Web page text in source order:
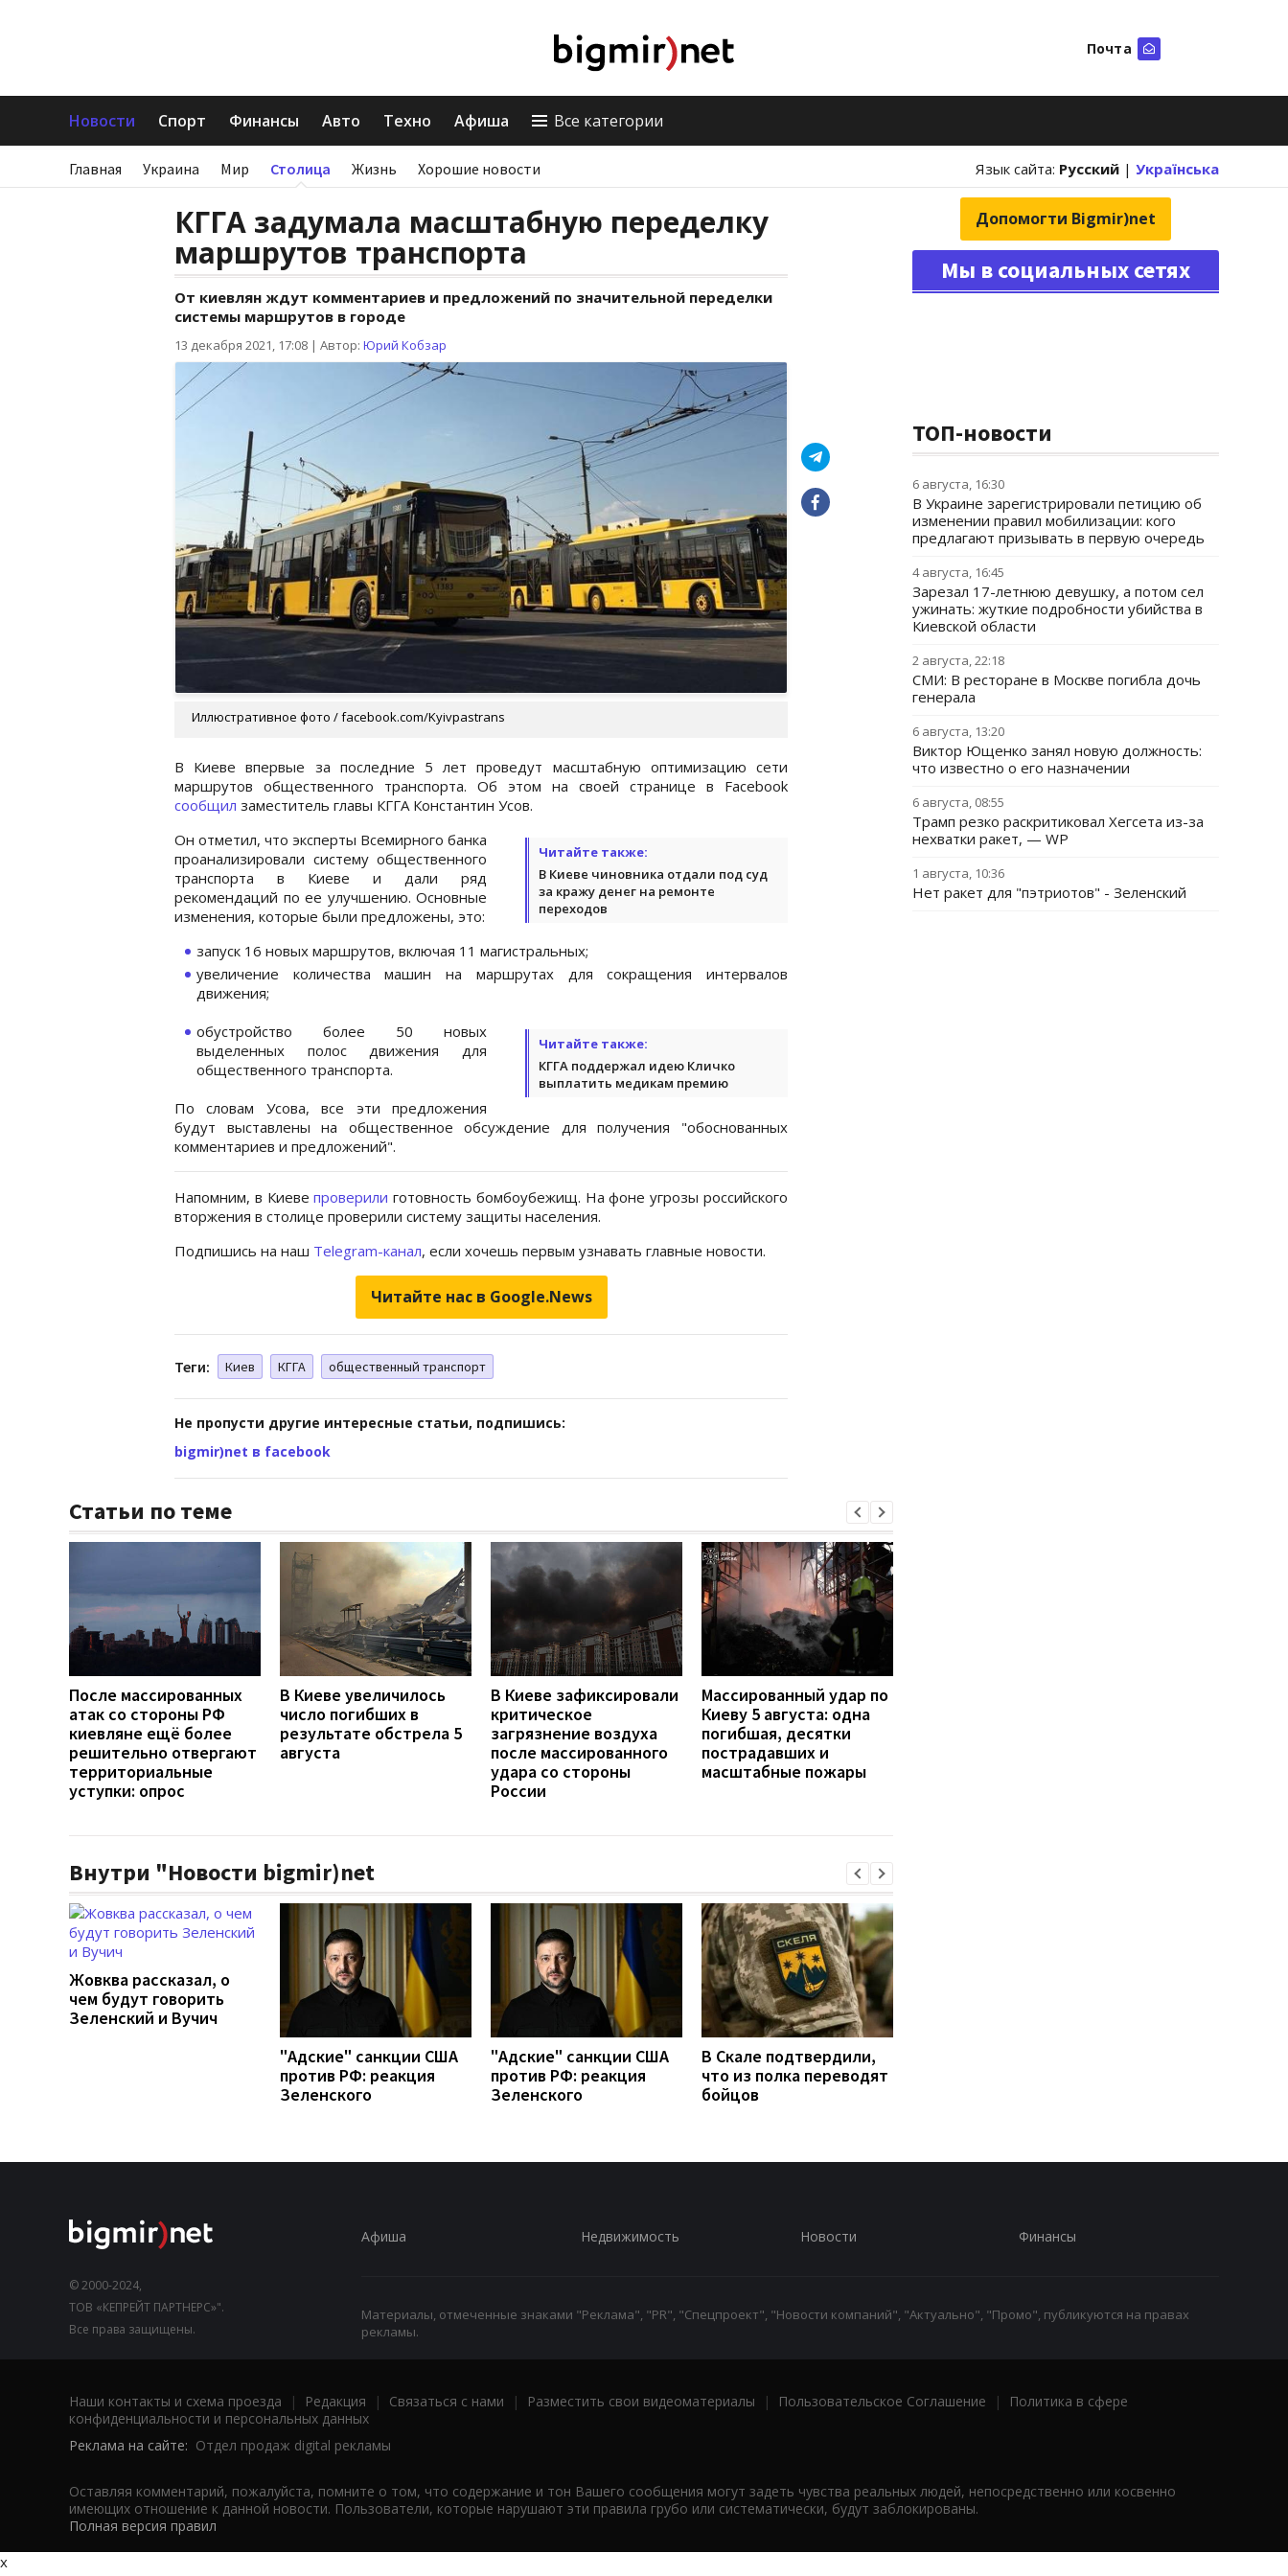
Почта
Новости Спорт Финансы Авто Техно Афиша Все категории
Главная Украина Мир Столица Жизнь Хорошие новости Язык сайта: Русский | Українська
КГГА задумала масштабную переделку
маршрутов транспорта
От киевлян ждут комментариев и предложений по значительной переделки
системы маршрутов в городе
13 декабря 2021, 17:08 | Автор: Юрий Кобзар
Иллюстративное фото / facebook.com/Kyivpastrans
В Киеве впервые за последние 5 лет проведут масштабную оптимизацию сети
маршрутов общественного транспорта. Об этом на своей странице в Facebook
сообщил заместитель главы КГГА Константин Усов.
Читайте также:
В Киеве чиновника отдали под суд
за кражу денег на ремонте
переходов
Он отметил, что эксперты Всемирного банка
проанализировали систему общественного
транспорта в Киеве и дали ряд
рекомендаций по ее улучшению. Основные
изменения, которые были предложены, это:
запуск 16 новых маршрутов, включая 11 магистральных;
увеличение количества машин на маршрутах для сокращения интервалов
движения;
Читайте также:
КГГА поддержал идею Кличко
выплатить медикам премию
обустройство более 50 новых
выделенных полос движения для
общественного транспорта.
По словам Усова, все эти предложения
будут выставлены на общественное обсуждение для получения "обоснованных
комментариев и предложений".
Напомним, в Киевепроверили готовность бомбоубежищ. На фоне угрозы российского
вторжения в столице проверили систему защиты населения.
Подпишись на наш Telegram-канал, если хочешь первым узнавать главные новости.
Читайте нас в Google.News
Теги: Киев КГГА общественный транспорт
Не пропусти другие интересные статьи, подпишись:
bigmir)net в facebook
Статьи по теме
После массированных
атак со стороны РФ
киевляне ещё более
решительно отвергают
территориальные
уступки: опрос
В Киеве увеличилось
число погибших в
результате обстрела 5
августа
В Киеве зафиксировали
критическое
загрязнение воздуха
после массированного
удара со стороны
России
Массированный удар по
Киеву 5 августа: одна
погибшая, десятки
пострадавших и
масштабные пожары
Внутри "Новости bigmir)net
Жовква рассказал, о
чем будут говорить
Зеленский и Вучич
"Адские" санкции США
против РФ: реакция
Зеленского
"Адские" санкции США
против РФ: реакция
Зеленского
В Скале подтвердили,
что из полка переводят
бойцов
Допомогти Bigmir)net
Мы в социальных сетях
ТОП-новости
6 августа, 16:30
В Украине зарегистрировали петицию об
изменении правил мобилизации: кого
предлагают призывать в первую очередь
4 августа, 16:45
Зарезал 17-летнюю девушку, а потом сел
ужинать: жуткие подробности убийства в
Киевской области
2 августа, 22:18
СМИ: В ресторане в Москве погибла дочь
генерала
6 августа, 13:20
Виктор Ющенко занял новую должность:
что известно о его назначении
6 августа, 08:55
Трамп резко раскритиковал Хегсета из-за
нехватки ракет, — WP
1 августа, 10:36
Нет ракет для "пэтриотов" - Зеленский
© 2000-2024,
ТОВ «КЕПРЕЙТ ПАРТНЕРС»".
Все права защищены.
Афиша Недвижимость Новости Финансы
Материалы, отмеченные знаками "Реклама", "PR", "Спецпроект", "Новости компаний", "Актуально", "Промо", публикуются на правах
рекламы.
Наши контакты и схема проезда | Редакция | Связаться с нами | Разместить свои видеоматериалы | Пользовательское Соглашение |
Политика в сфере
конфиденциальности и персональных данных
Реклама на сайте: Отдел продаж digital рекламы
Оставляя комментарий, пожалуйста, помните о том, что содержание и тон Вашего сообщения могут задеть чувства реальных людей, непосредственно или косвенно
имеющих отношение к данной новости. Пользователи, которые нарушают эти правила грубо или систематически, будут заблокированы.
Полная версия правил
x